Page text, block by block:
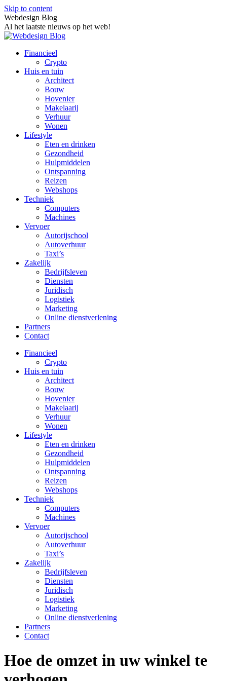
Skip to content
Webdesign Blog
Al het laatste nieuws op het web!
Financieel
Crypto
Huis en tuin
Architect
Bouw
Hovenier
Makelaarij
Verhuur
Wonen
Lifestyle
Eten en drinken
Gezondheid
Hulpmiddelen
Ontspanning
Reizen
Webshops
Techniek
Computers
Machines
Vervoer
Autorijschool
Autoverhuur
Taxi’s
Zakelijk
Bedrijfsleven
Diensten
Juridisch
Logistiek
Marketing
Online dienstverlening
Partners
Contact
Financieel
Crypto
Huis en tuin
Architect
Bouw
Hovenier
Makelaarij
Verhuur
Wonen
Lifestyle
Eten en drinken
Gezondheid
Hulpmiddelen
Ontspanning
Reizen
Webshops
Techniek
Computers
Machines
Vervoer
Autorijschool
Autoverhuur
Taxi’s
Zakelijk
Bedrijfsleven
Diensten
Juridisch
Logistiek
Marketing
Online dienstverlening
Partners
Contact
Hoe de omzet in uw winkel te